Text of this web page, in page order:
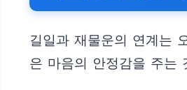
길일과 재물운의 연계는
은 마음의 안정감을 주는